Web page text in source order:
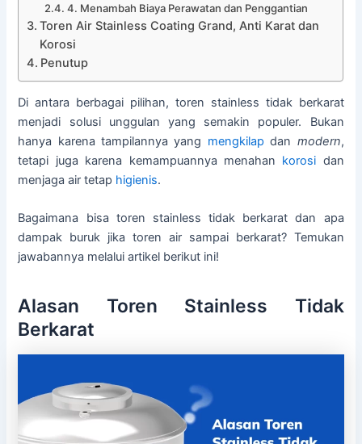
4. Menambah Biaya Perawatan dan Penggantian
Toren Air Stainless Coating Grand, Anti Karat dan
Korosi
Penutup
Di antara berbagai pilihan, toren stainless tidak berkarat
menjadi solusi unggulan yang semakin populer. Bukan
hanya karena tampilannya yang mengkilap dan modern,
tetapi juga karena kemampuannya menahan korosi dan
menjaga air tetap higienis.
Bagaimana bisa toren stainless tidak berkarat dan apa
dampak buruk jika toren air sampai berkarat? Temukan
jawabannya melalui artikel berikut ini!
Alasan Toren Stainless Tidak
Berkarat